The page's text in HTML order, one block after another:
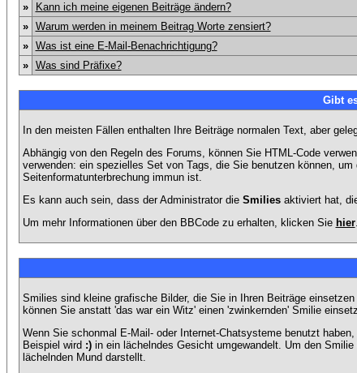
»
Kann ich meine eigenen Beiträge ändern?
»
Warum werden in meinem Beitrag Worte zensiert?
»
Was ist eine E-Mail-Benachrichtigung?
»
Was sind Präfixe?
Gibt
In den meisten Fällen enthalten Ihre Beiträge normalen Text, aber
Abhängig von den Regeln des Forums, können Sie HTML-Code
verwenden: ein spezielles Set von Tags, die Sie benutzen können,
Seitenformatunterbrechung immun ist.
Es kann auch sein, dass der Administrator die Smiliesaktiviert hat,
Um mehr Informationen über den BBCode zu erhalten, klicken Sie hier.
Smilies sind kleine grafische Bilder, die Sie in Ihren Beiträge
können Sie anstatt 'das war ein Witz' einen 'zwinkernden' Smilie
Wenn Sie schonmal E-Mail- oder Internet-Chatsysteme benutzt
Beispiel wird :)in ein lächelndes Gesicht umgewandelt. Um den
lächelnden Mund darstellt.